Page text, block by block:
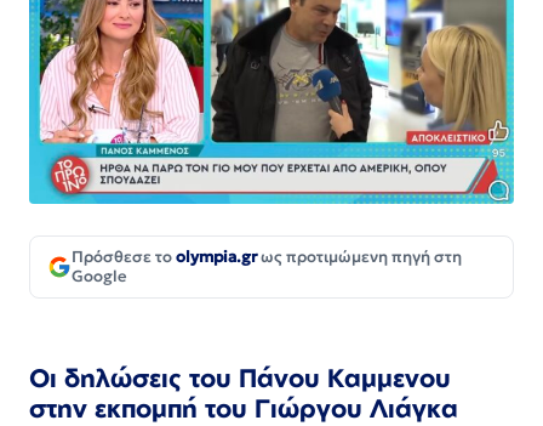
Πρόσθεσε τοolympia.grως προτιμώμενη πηγή στη
Google
Οι δηλώσεις του Πάνου Καμμενου
στην εκπομπή του Γιώργου Λιάγκα